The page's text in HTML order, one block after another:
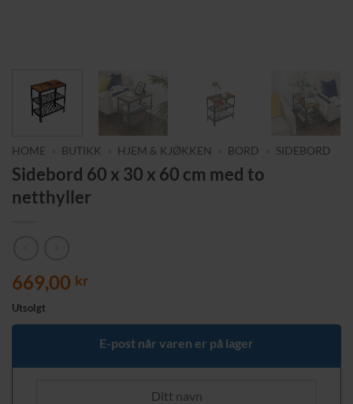
HOME BUTIKK HJEM & KJØKKEN BORD SIDEBORD
Sidebord 60 x 30 x 60 cm med to
netthyller
669,00 kr
Utsolgt
E-post når varen er på lager